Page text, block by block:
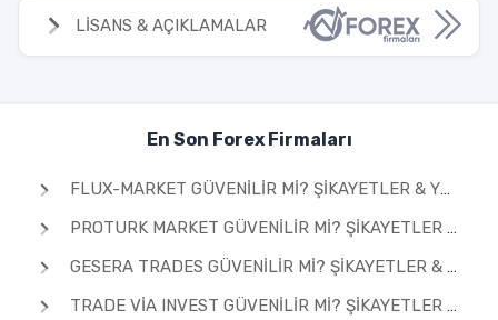
LİSANS & AÇIKLAMALAR
En Son Forex Firmaları
FLUX-MARKET GÜVENILIR MI? ŞIKAYETLER & YORUMLAR 2026
PROTURK MARKET GÜVENILIR MI? ŞIKAYETLER & YORUMLAR 2026
GESERA TRADES GÜVENILIR MI? ŞIKAYETLER & YORUMLAR 2026
TRADE VIA INVEST GÜVENILIR MI? ŞIKAYETLER & YORUMLAR 2026